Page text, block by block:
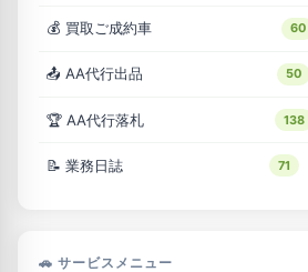
💰 買取ご成約車 60
📤 AA代行出品 50
🏆 AA代行落札 138
📝 業務日誌 71
🚗 サービスメニュー